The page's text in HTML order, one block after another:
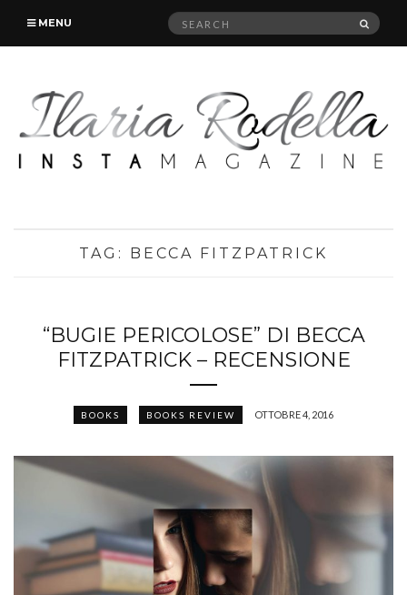
MENU
Search
TAG: BECCA FITZPATRICK
“BUGIE PERICOLOSE” DI BECCA
FITZPATRICK – RECENSIONE
BOOKS BOOKS REVIEW OTTOBRE 4, 2016